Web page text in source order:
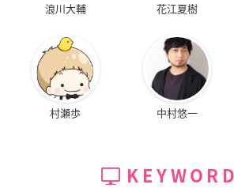
浪川大輔 花江夏樹
村瀬歩 中村悠一